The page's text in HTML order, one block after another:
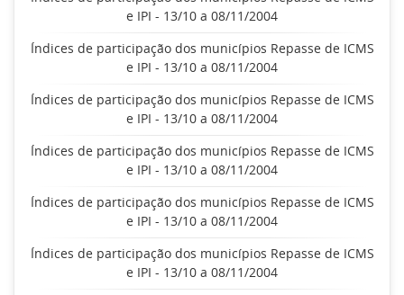
e IPI - 13/10 a 08/11/2004
Índices de participação dos municípios Repasse de ICMS
e IPI - 13/10 a 08/11/2004
Índices de participação dos municípios Repasse de ICMS
e IPI - 13/10 a 08/11/2004
Índices de participação dos municípios Repasse de ICMS
e IPI - 13/10 a 08/11/2004
Índices de participação dos municípios Repasse de ICMS
e IPI - 13/10 a 08/11/2004
Índices de participação dos municípios Repasse de ICMS
e IPI - 13/10 a 08/11/2004